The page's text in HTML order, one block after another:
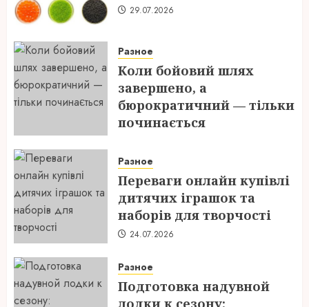
29.07.2026
Разное
Коли бойовий шлях
завершено, а
бюрократичний — тільки
починається
Разное
Переваги онлайн купівлі
дитячих іграшок та
наборів для творчості
24.07.2026
Разное
Подготовка надувной
лодки к сезону: